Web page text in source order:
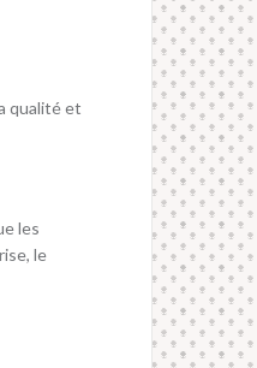
qualité et
les
le